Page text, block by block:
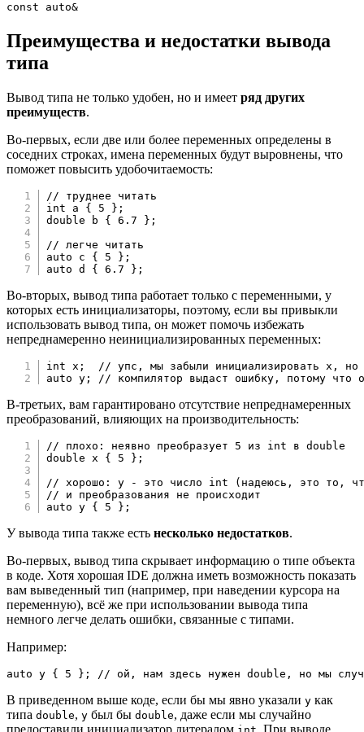
const auto&
Преимущества и недостатки вывода
типа
Вывод типа не только удобен, но и имеет ряд других
преимуществ.
Во-первых, если две или более переменных определены в
соседних строках, имена переменных будут выровнены, что
поможет повысить удобочитаемость:
// труднее читать
int a { 5 } ;
double b { 6.7 } ;
// легче читать
auto c { 5 } ;
auto d { 6.7 } ;
Во-вторых, вывод типа работает только с переменными, у
которых есть инициализаторы, поэтому, если вы привыкли
использовать вывод типа, он может помочь избежать
непреднамеренно неинициализированных переменных:
int x ;
// упс, мы забыли инициализировать x, но
auto y ; // компилятор выдаст ошибку, потому что
В-третьих, вам гарантировано отсутствие непреднамеренных
преобразований, влияющих на производительность:
// плохо: неявно преобразует 5 из int в double
double x { 5 } ;
// хорошо: y - это число int (надеюсь, это то,
// и преобразования не происходит
auto y { 5 } ;
У вывода типа также есть несколько недостатков.
Во-первых, вывод типа скрывает информацию о типе объекта
в коде. Хотя хорошая IDE должна иметь возможность показать
вам выведенный тип (например, при наведении курсора на
переменную), всё же при использовании вывода типа
немного легче делать ошибки, связанные с типами.
Например:
auto y { 5 } ; // ой, нам здесь нужен double, но мы
В приведенном выше коде, если бы мы явно указали y как
типа double, y был бы double, даже если мы случайно
предоставили инициализатор литералом
. При выводе